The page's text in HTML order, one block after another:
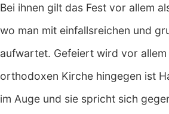
Bei ihnen gilt das Fest vor allem
wo man mit einfallsreichen und
aufwartet. Gefeiert wird vor allem
orthodoxen Kirche hingegen ist
im Auge und sie spricht sich